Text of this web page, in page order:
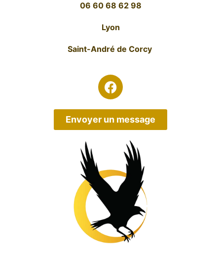
06 60 68 62 98
Lyon
Saint-André de Corcy
Envoyer un message